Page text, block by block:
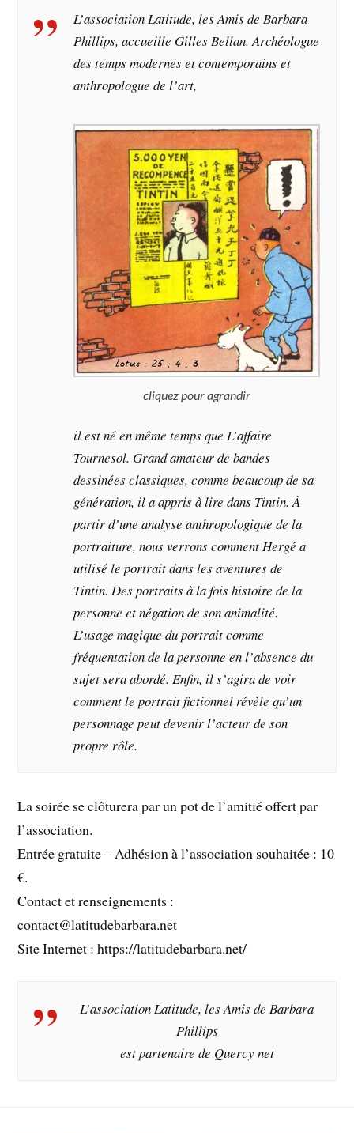
L’association Latitude, les Amis de Barbara
Phillips, accueille Gilles Bellan. Archéologue
des temps modernes et contemporains et
anthropologue de l’art,
cliquez pour agrandir
il est né en même temps que L’affaire
Tournesol. Grand amateur de bandes
dessinées classiques, comme beaucoup de sa
génération, il a appris à lire dans Tintin. À
partir d’une analyse anthropologique de la
portraiture, nous verrons comment Hergé a
utilisé le portrait dans les aventures de
Tintin. Des portraits à la fois histoire de la
personne et négation de son animalité.
L’usage magique du portrait comme
fréquentation de la personne en l’absence du
sujet sera abordé. Enfin, il s’agira de voir
comment le portrait fictionnel révèle qu’un
personnage peut devenir l’acteur de son
propre rôle.
La soirée se clôturera par un pot de l’amitié offert par
l’association.
Entrée gratuite – Adhésion à l’association souhaitée : 10
€.
Contact et renseignements :
contact@latitudebarbara.net
Site Internet : https://latitudebarbara.net/
L’association Latitude, les Amis de Barbara
Phillips
est partenaire de Quercy net